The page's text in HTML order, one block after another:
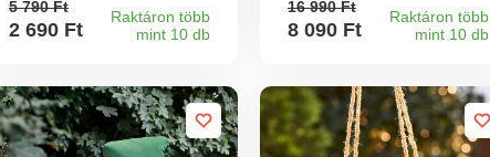
elbírnak,
környezetbarátok és
5 790 Ft
2 690 Ft
Raktáron több
mint 10 db
Növényültetőnek is
alkalmas: ehhez az
16 990 Ft
8 090 Ft
Raktáron több
mint 10 db